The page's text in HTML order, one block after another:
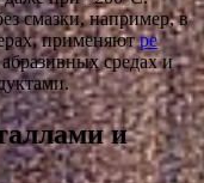
смазки, например, в
применяютpe
средах и
и